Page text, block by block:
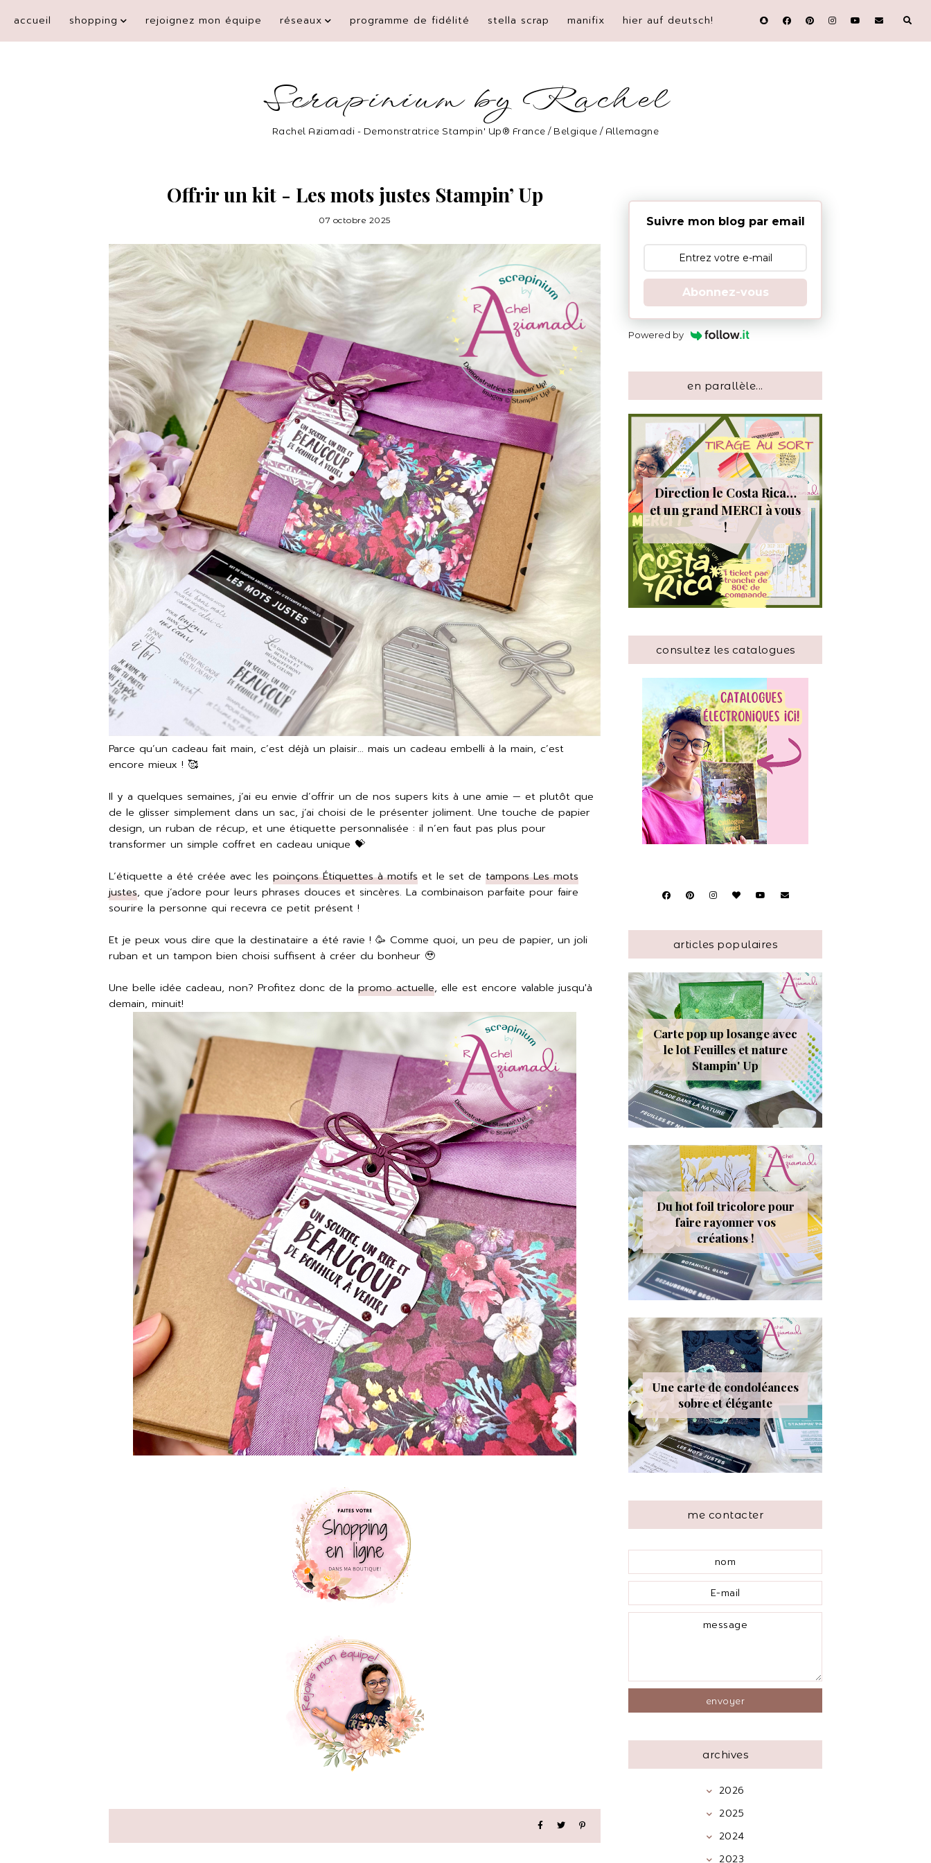
accueil shopping rejoignez mon équipe réseaux programme de fidélité stella scrap manifix hier auf deutsch!
Scrapinium by Rachel
Rachel Aziamadi - Demonstratrice Stampin' Up® France / Belgique / Allemagne
Offrir un kit - Les mots justes Stampin’ Up
07 octobre 2025
Parce qu’un cadeau fait main, c’est déjà un plaisir… mais un cadeau embelli à la main, c’est
encore mieux ! 🥰
Il y a quelques semaines, j’ai eu envie d’offrir un de nos supers kits à une amie — et plutôt que
de le glisser simplement dans un sac, j’ai choisi de le présenter joliment. Une touche de papier
design, un ruban de récup, et une étiquette personnalisée : il n’en faut pas plus pour
transformer un simple coffret en cadeau unique 💝
L’étiquette a été créée avec les poinçons Étiquettes à motifs et le set de tampons Les mots
justes, que j’adore pour leurs phrases douces et sincères. La combinaison parfaite pour faire
sourire la personne qui recevra ce petit présent !
Et je peux vous dire que la destinataire a été ravie ! 🥳 Comme quoi, un peu de papier, un joli
ruban et un tampon bien choisi suffisent à créer du bonheur 🥹
Une belle idée cadeau, non? Profitez donc de la promo actuelle, elle est encore valable jusqu'à
demain, minuit!
Suivre mon blog par email
Abonnez-vous
Powered by
en parallèle...
Direction le Costa Rica…
et un grand MERCI à vous
!
consultez les catalogues
articles populaires
Carte pop up losange avec
le lot Feuilles et nature
Stampin' Up
Du hot foil tricolore pour
faire rayonner vos
créations !
Une carte de condoléances
sobre et élégante
me contacter
archives
2026
2025
2024
2023